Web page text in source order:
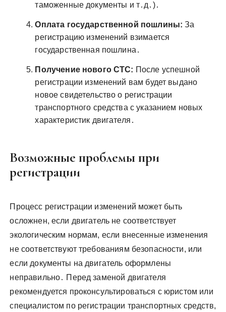
таможенные документы и т․д․)․
Оплата государственной пошлины: За
регистрацию изменений взимается
государственная пошлина․
Получение нового СТС: После успешной
регистрации изменений вам будет выдано
новое свидетельство о регистрации
транспортного средства с указанием новых
характеристик двигателя․
Возможные проблемы при
регистрации
Процесс регистрации изменений может быть
осложнен, если двигатель не соответствует
экологическим нормам, если внесенные изменения
не соответствуют требованиям безопасности, или
если документы на двигатель оформлены
неправильно․ Перед заменой двигателя
рекомендуется проконсультироваться с юристом или
специалистом по регистрации транспортных средств,